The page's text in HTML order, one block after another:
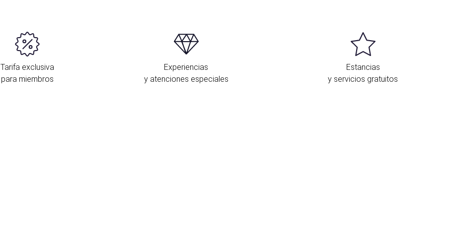
Tarifa exclusiva
para miembros
Experiencias
y atenciones especiales
Estancias
y servicios gratuitos